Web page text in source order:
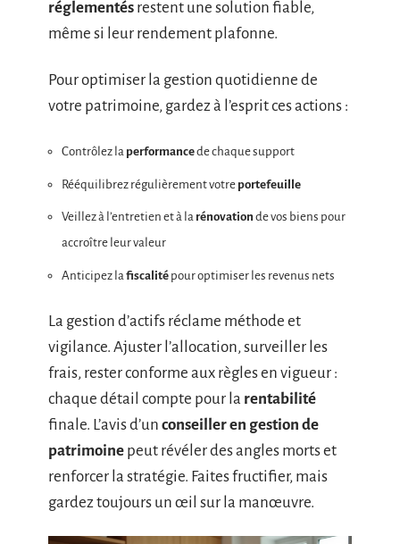
réglementés restent une solution fiable,
même si leur rendement plafonne.
Pour optimiser la gestion quotidienne de
votre patrimoine, gardez à l’esprit ces actions :
Contrôlez la performancede chaque support
Rééquilibrez régulièrement votre portefeuille
Veillez à l’entretien et à la rénovation de vos biens pour
accroître leur valeur
Anticipez la fiscalité pour optimiser les revenus nets
La gestion d’actifs réclame méthode et
vigilance. Ajuster l’allocation, surveiller les
frais, rester conforme aux règles en vigueur :
chaque détail compte pour la rentabilité
finale. L’avis d’un conseiller en gestion de
patrimoine peut révéler des angles morts et
renforcer la stratégie. Faites fructifier, mais
gardez toujours un œil sur la manœuvre.